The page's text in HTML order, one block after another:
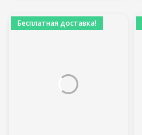
Бесплатная доставка!